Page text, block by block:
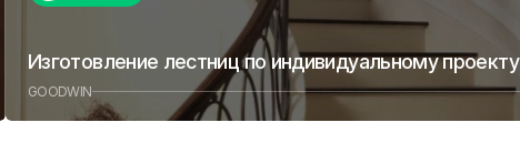
Изготовление лестниц по индивидуальному проекту
GOODWIN